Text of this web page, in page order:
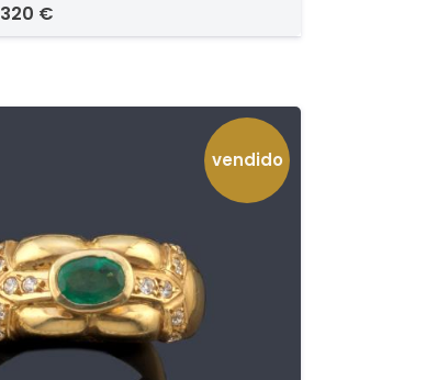
320 €
vendido